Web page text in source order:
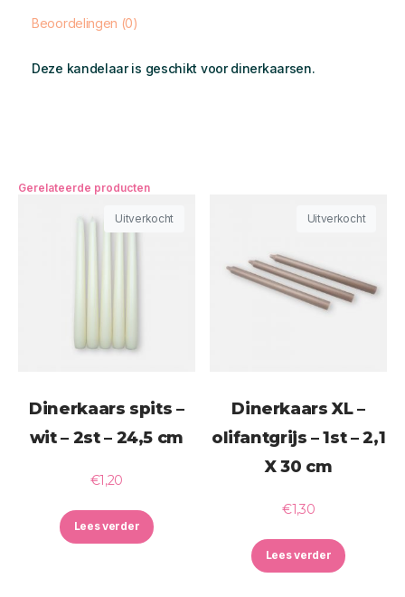
Beoordelingen (0)
Deze kandelaar is geschikt voor dinerkaarsen.
Gerelateerde producten
Uitverkocht
Dinerkaars spits –
wit – 2st – 24,5 cm
€1,20
Lees verder
Uitverkocht
Dinerkaars XL –
olifantgrijs – 1st – 2,1
X 30 cm
€1,30
Lees verder